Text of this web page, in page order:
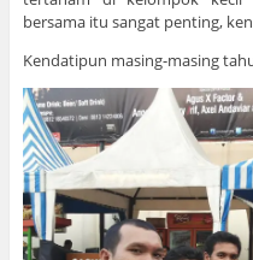
bersama itu sangat penting,
Kendatipun masing-masing